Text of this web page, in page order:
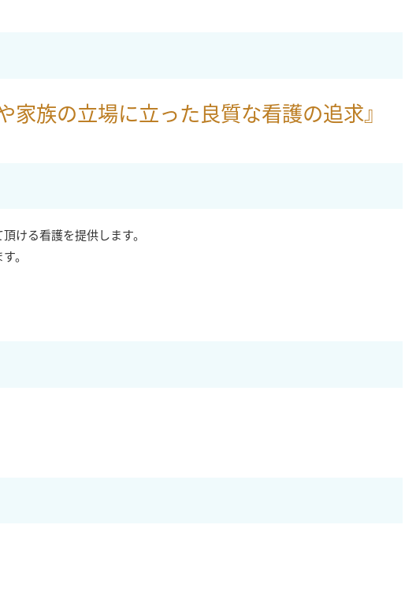
家族の立場に立った良質な看護の追求』
ける看護を提供します。
。